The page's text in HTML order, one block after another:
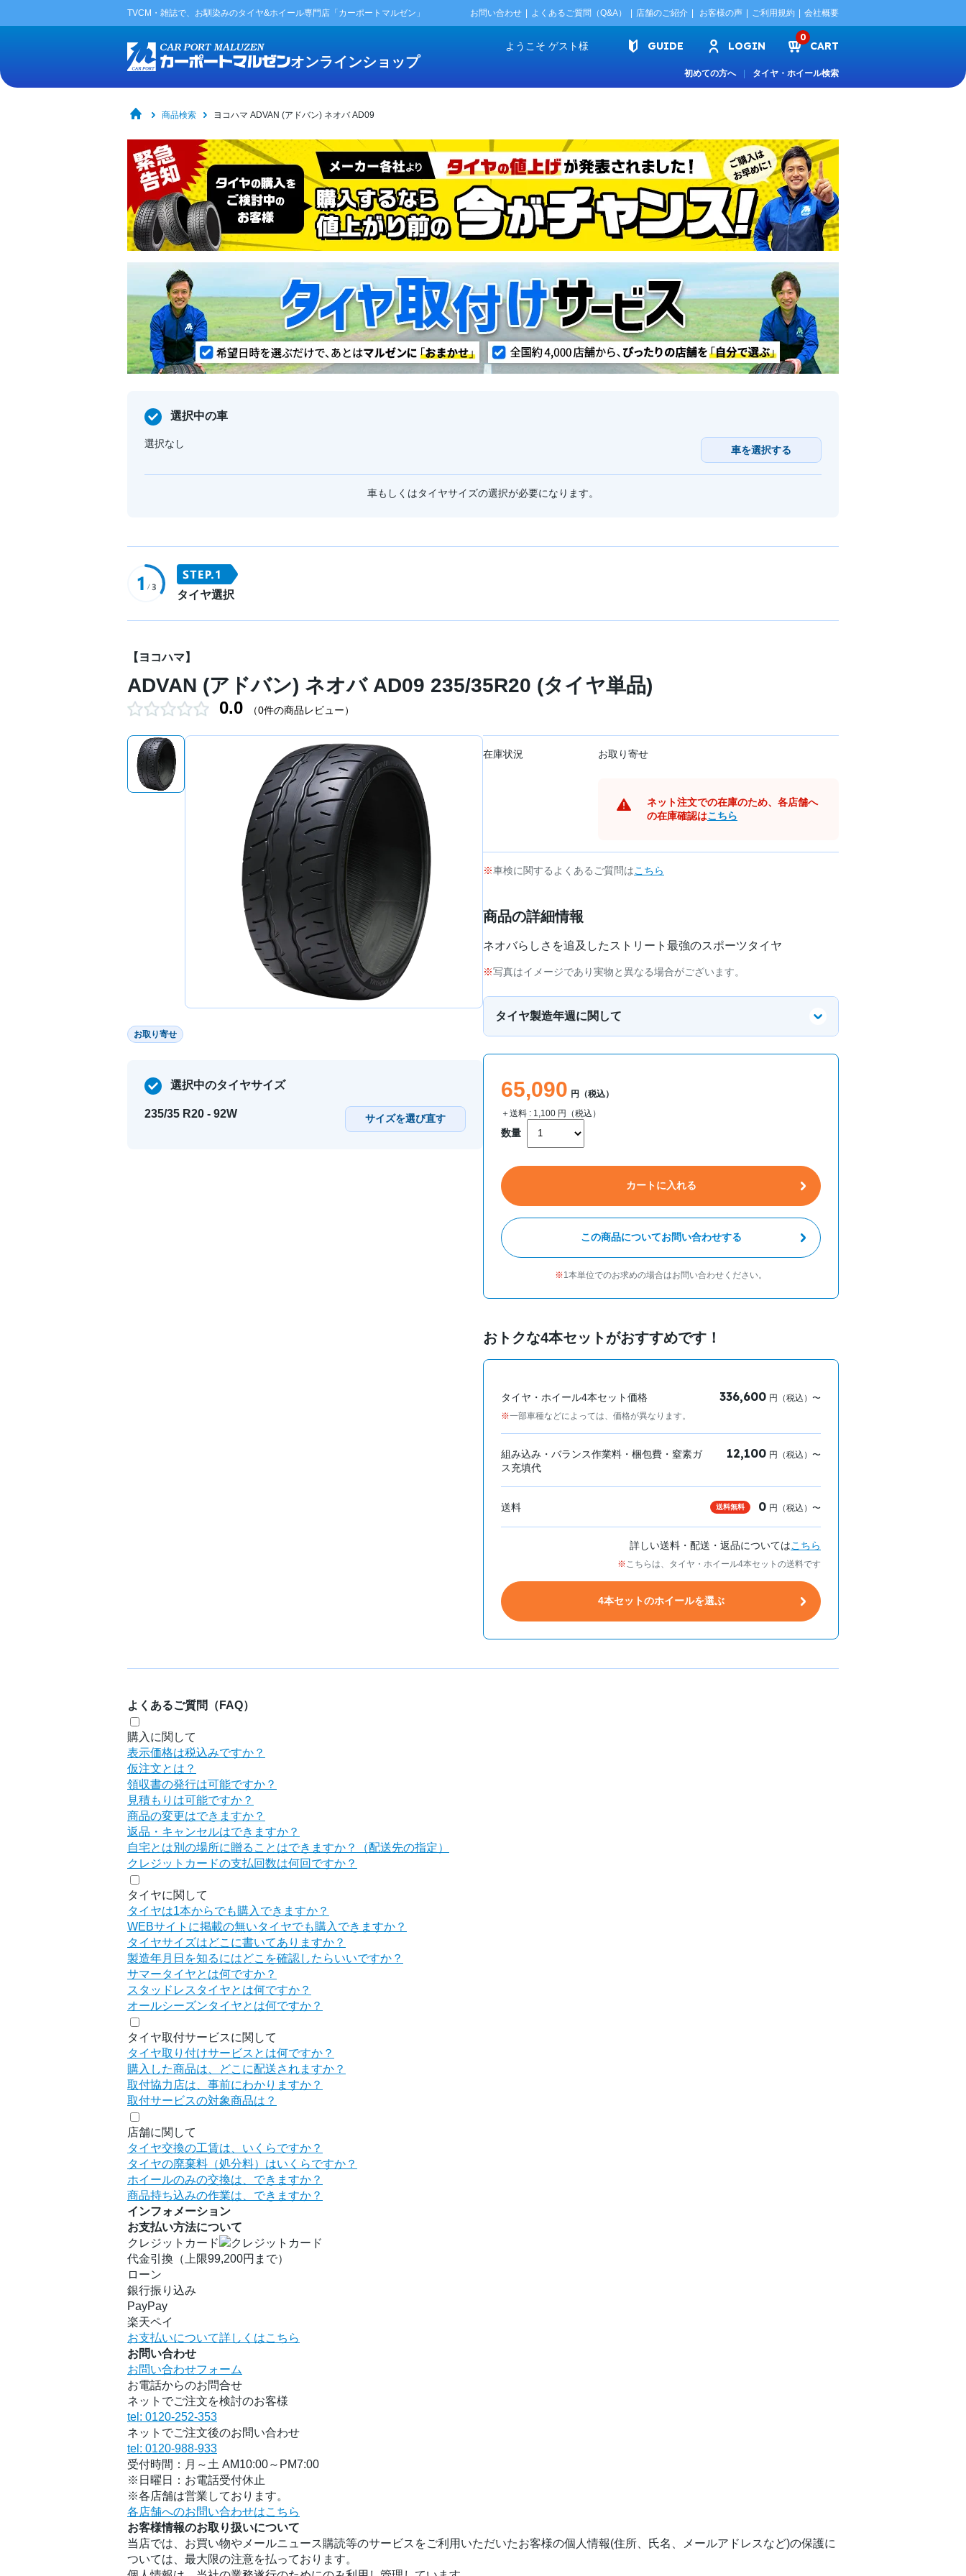
TVCM・雑誌で、お馴染みのタイヤ&ホイール専門店「カーポートマルゼン」 お問い合わせ よくあるご質問（Q&A） 店舗のご紹介 お客様の声 ご利用規約 会社概要
オンラインショップ
ようこそ ゲスト様 GUIDE LOGIN
0
CART
初めての方へ タイヤ・ホイール検索
商品検索 ヨコハマ ADVAN (アドバン) ネオバ AD09
選択中の車
選択なし
車を選択する
車もしくはタイヤサイズの選択が必要になります。
タイヤ選択
【ヨコハマ】
ADVAN (アドバン) ネオバ AD09 235/35R20 (タイヤ単品)
0.0 （0件の商品レビュー）
お取り寄せ
選択中のタイヤサイズ
235/35 R20 - 92W サイズを選び直す
在庫状況 お取り寄せ
ネット注文での在庫のため、各店舗へ
の在庫確認はこちら
車検に関するよくあるご質問はこちら
商品の詳細情報
ネオバらしさを追及したストリート最強のスポーツタイヤ
写真はイメージであり実物と異なる場合がございます。
タイヤ製造年週に関して
65,090 円（税込）
＋送料 : 1,100 円（税込）
数量
カートに入れる
この商品についてお問い合わせする
1本単位でのお求めの場合はお問い合わせください。
おトクな4本セットがおすすめです！
タイヤ・ホイール4本セット価格
一部車種などによっては、価格が異なります。
336,600 円（税込）〜
組み込み・バランス作業料・梱包費・窒素ガ
ス充填代
12,100 円（税込）〜
送料 送料無料 0 円（税込）〜
詳しい送料・配送・返品についてはこちら
こちらは、タイヤ・ホイール4本セットの送料です
4本セットのホイールを選ぶ
よくあるご質問（FAQ）
購入に関して
表示価格は税込みですか？
仮注文とは？
領収書の発行は可能ですか？
見積もりは可能ですか？
商品の変更はできますか？
返品・キャンセルはできますか？
自宅とは別の場所に贈ることはできますか？（配送先の指定）
クレジットカードの支払回数は何回ですか？
タイヤに関して
タイヤは1本からでも購入できますか？
WEBサイトに掲載の無いタイヤでも購入できますか？
タイヤサイズはどこに書いてありますか？
製造年月日を知るにはどこを確認したらいいですか？
サマータイヤとは何ですか？
スタッドレスタイヤとは何ですか？
オールシーズンタイヤとは何ですか？
タイヤ取付サービスに関して
タイヤ取り付けサービスとは何ですか？
購入した商品は、どこに配送されますか？
取付協力店は、事前にわかりますか？
取付サービスの対象商品は？
店舗に関して
タイヤ交換の工賃は、いくらですか？
タイヤの廃棄料（処分料）はいくらですか？
ホイールのみの交換は、できますか？
商品持ち込みの作業は、できますか？
インフォメーション
お支払い方法について
クレジットカード
代金引換（上限99,200円まで）
ローン
銀行振り込み
PayPay
楽天ペイ
お支払いについて詳しくはこちら
お問い合わせ
お問い合わせフォーム
お電話からのお問合せ
ネットでご注文を検討のお客様
tel: 0120-252-353
ネットでご注文後のお問い合わせ
tel: 0120-988-933
受付時間：月～土 AM10:00～PM7:00
※日曜日：お電話受付休止
※各店舗は営業しております。
各店舗へのお問い合わせはこちら
お客様情報のお取り扱いについて
当店では、お買い物やメールニュース購読等のサービスをご利用いただいたお客様の個人情報(住所、氏名、メールアドレスなど)の保護に
ついては、最大限の注意を払っております。